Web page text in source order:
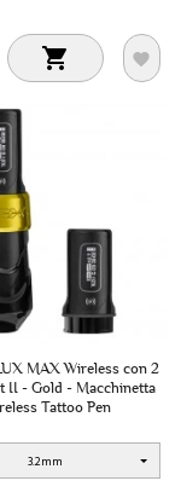
 
MAX Wireless con 2
II - Gold - Macchinetta
Tattoo Pen
3.2mm